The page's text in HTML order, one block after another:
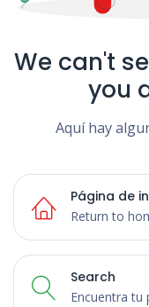
We can't
you
Aquí hay
Página de
Return to
Search
Encuentra tu